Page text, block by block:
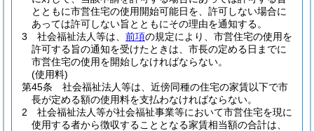
とともに市営住宅の使用開始可能日を、許可しない場合に
あっては許可しない旨とともにその理由を通知する。
3
社会福祉法人等は、 前項の規定により、市営住宅の使用を
許可する旨の通知を受けたときは、市長の定める日までに
市営住宅の使用を開始しなければならない。
(使用料)
第45条
社会福祉法人等は、近傍同種の住宅の家賃以下で市
長が定める額の使用料を支払わなければならない。
2
社会福祉法人等が社会福祉事業等において市営住宅を現に
使用する者から徴収することとなる家賃相当額の合計は、